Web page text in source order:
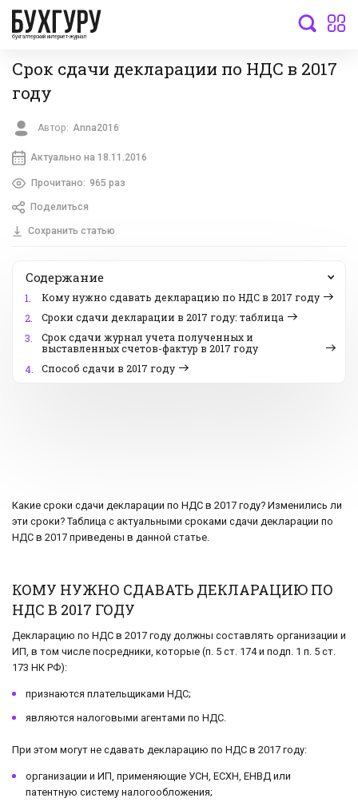
бухгалтерский интернет-журнал
Срок сдачи декларации по НДС в 2017
году
Автор: Anna2016
Актуально на 18.11.2016
Прочитано: 965 раз
Поделиться
Сохранить статью
Содержание
1.
Кому нужно сдавать декларацию по НДС в 2017 году
2.
Cроки сдачи декларации в 2017 году: таблица
3.
Срок сдачи журнал учета полученных и
выставленных счетов-фактур в 2017 году
4.
Способ сдачи в 2017 году
Какие сроки сдачи декларации по НДС в 2017 году? Изменились ли
эти сроки? Таблица с актуальными сроками сдачи декларации по
НДС в 2017 приведены в данной статье.
КОМУ НУЖНО СДАВАТЬ ДЕКЛАРАЦИЮ ПО
НДС В 2017 ГОДУ
Декларацию по НДС в 2017 году должны составлять организации и
ИП, в том числе посредники, которые (п. 5 ст. 174 и подп. 1 п. 5 ст.
173 НК РФ):
признаются плательщиками НДС;
являются налоговыми агентами по НДС.
При этом могут не сдавать декларацию по НДС в 2017 году:
организации и ИП, применяющие УСН, ЕСХН, ЕНВД или
патентную систему налогообложения;